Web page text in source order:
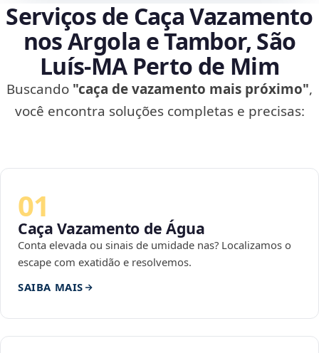
Serviços de Caça Vazamento
nos Argola e Tambor, São
Luís‑MA Perto de Mim
Buscando "caça de vazamento mais próximo",
você encontra soluções completas e precisas:
01
Caça Vazamento de Água
Conta elevada ou sinais de umidade nas? Localizamos o
escape com exatidão e resolvemos.
SAIBA MAIS